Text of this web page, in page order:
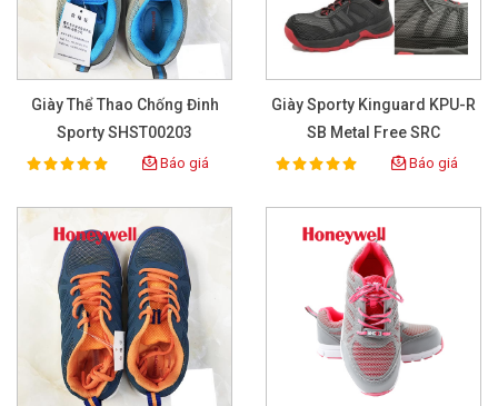
Giày Thể Thao Chống Đinh
Sporty SHST00203
Rating:
100% Báo giá
Giày Sporty Kinguard KPU-R
SB Metal Free SRC
Rating:
100% Báo giá